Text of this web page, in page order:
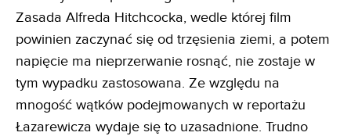
Zasada Alfreda Hitchcocka, wedle której film
powinien zaczynać się od trzęsienia ziemi, a potem
napięcie ma nieprzerwanie rosnąć, nie zostaje w
tym wypadku zastosowana. Ze względu na
mnogość wątków podejmowanych w reportażu
Łazarewicza wydaje się to uzasadnione. Trudno